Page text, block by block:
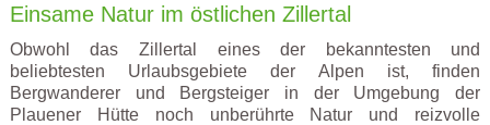
Einsame Natur im östlichen Zillertal
Obwohl das Zillertal eines der bekanntesten und
beliebtesten Urlaubsgebiete der Alpen ist, finden
Bergwanderer und Bergsteiger in der Umgebung der
Plauener Hütte noch unberührte Natur und reizvolle